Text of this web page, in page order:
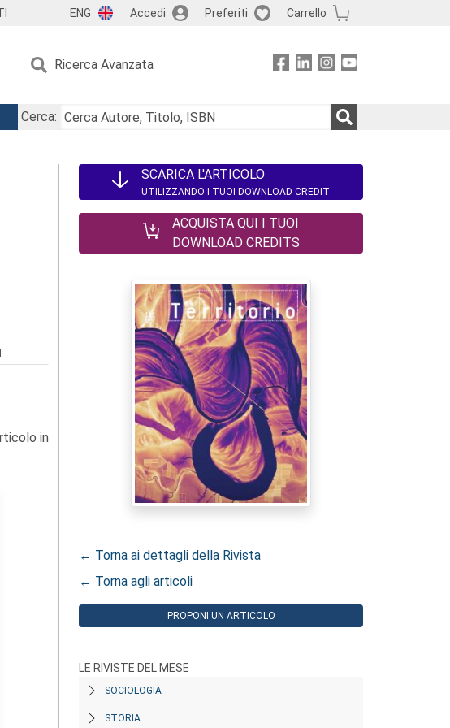
ENG Accedi Preferiti Carrello
Ricerca Avanzata
Cerca:
in
SCARICA L'ARTICOLO
UTILIZZANDO I TUOI DOWNLOAD CREDIT
ACQUISTA QUI I TUOI
DOWNLOAD CREDITS
← Torna ai dettagli della Rivista
← Torna agli articoli
PROPONI UN ARTICOLO
LE RIVISTE DEL MESE
SOCIOLOGIA
STORIA